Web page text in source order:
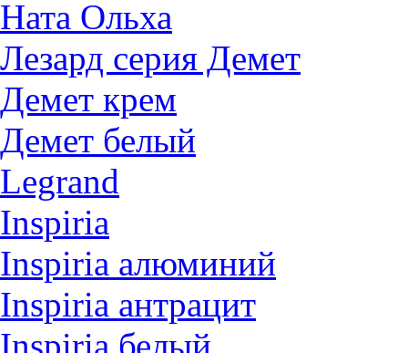
Ната Ольха
Лезард серия Демет
Демет крем
Демет белый
Legrand
Inspiria
Inspiria алюминий
Inspiria антрацит